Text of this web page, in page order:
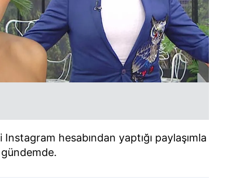
Instagram hesabından yaptığı paylaşımla
gündemde.